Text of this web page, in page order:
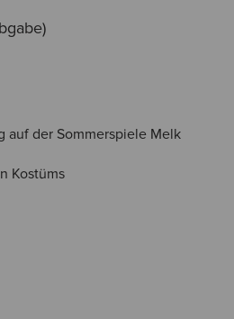
auf der Sommerspiele Melk
Kostüms